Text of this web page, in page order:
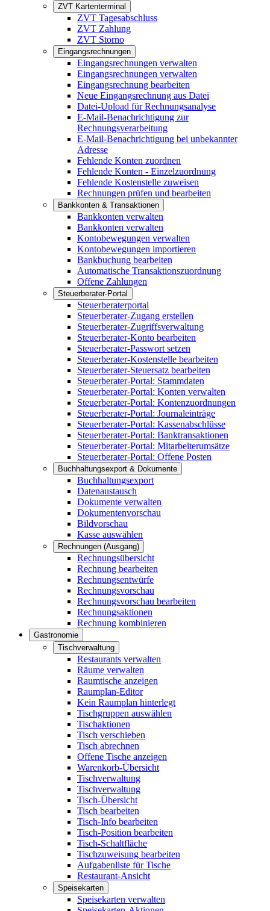
ZVT Kartenterminal
ZVT Tagesabschluss
ZVT Zahlung
ZVT Storno
Eingangsrechnungen
Eingangsrechnungen verwalten
Eingangsrechnungen verwalten
Eingangsrechnung bearbeiten
Neue Eingangsrechnung aus Datei
Datei-Upload für Rechnungsanalyse
E-Mail-Benachrichtigung zur
Rechnungsverarbeitung
E-Mail-Benachrichtigung bei unbekannter
Adresse
Fehlende Konten zuordnen
Fehlende Konten - Einzelzuordnung
Fehlende Kostenstelle zuweisen
Rechnungen prüfen und bearbeiten
Bankkonten & Transaktionen
Bankkonten verwalten
Bankkonten verwalten
Kontobewegungen verwalten
Kontobewegungen importieren
Bankbuchung bearbeiten
Automatische Transaktionszuordnung
Offene Zahlungen
Steuerberater-Portal
Steuerberaterportal
Steuerberater-Zugang erstellen
Steuerberater-Zugriffsverwaltung
Steuerberater-Konto bearbeiten
Steuerberater-Passwort setzen
Steuerberater-Kostenstelle bearbeiten
Steuerberater-Steuersatz bearbeiten
Steuerberater-Portal: Stammdaten
Steuerberater-Portal: Konten verwalten
Steuerberater-Portal: Kontenzuordnungen
Steuerberater-Portal: Journaleinträge
Steuerberater-Portal: Kassenabschlüsse
Steuerberater-Portal: Banktransaktionen
Steuerberater-Portal: Mitarbeiterumsätze
Steuerberater-Portal: Offene Posten
Buchhaltungsexport & Dokumente
Buchhaltungsexport
Datenaustausch
Dokumente verwalten
Dokumentenvorschau
Bildvorschau
Kasse auswählen
Rechnungen (Ausgang)
Rechnungsübersicht
Rechnung bearbeiten
Rechnungsentwürfe
Rechnungsvorschau
Rechnungsvorschau bearbeiten
Rechnungsaktionen
Rechnung kombinieren
Gastronomie
Tischverwaltung
Restaurants verwalten
Räume verwalten
Raumtische anzeigen
Raumplan-Editor
Kein Raumplan hinterlegt
Tischgruppen auswählen
Tischaktionen
Tisch verschieben
Tisch abrechnen
Offene Tische anzeigen
Warenkorb-Übersicht
Tischverwaltung
Tischverwaltung
Tisch-Übersicht
Tisch bearbeiten
Tisch-Info bearbeiten
Tisch-Position bearbeiten
Tisch-Schaltfläche
Tischzuweisung bearbeiten
Aufgabenliste für Tische
Restaurant-Ansicht
Speisekarten
Speisekarten verwalten